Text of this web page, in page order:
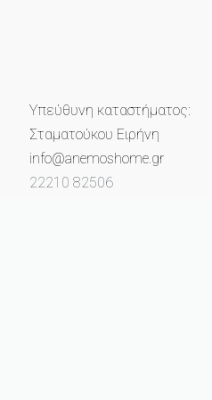
Υπεύθυνη καταστήματος:
Σταματούκου Ειρήνη
info@anemoshome.gr
22210 82506